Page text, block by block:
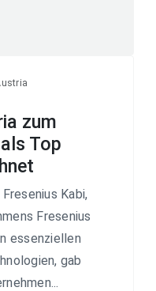
zum
Top
Kabi,
Fresenius
essenziellen
gab